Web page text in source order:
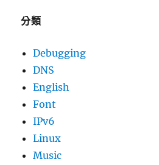
分類
Debugging
DNS
English
Font
IPv6
Linux
Music